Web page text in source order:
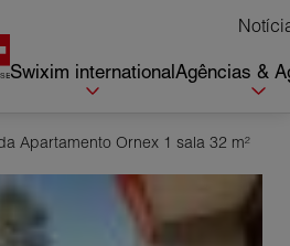
Swixim internationalAgências &
Apartamento Ornex 1 sala 32 m²